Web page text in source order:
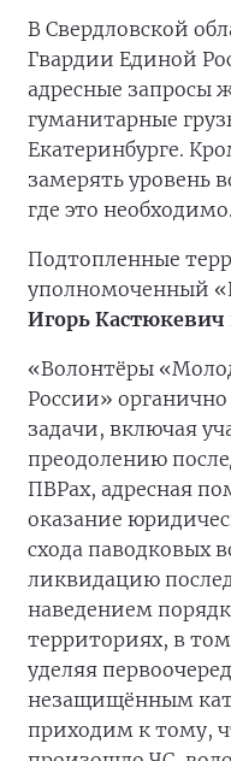
В Свердловской
Гвардии Единой
адресные запросы
гуманитарные
Екатеринбурге.
замерять уровень
где это необходимо.
Подтопленные
уполномоченный
Игорь Кастюкевич
«Волонтёры
России»
задачи, включая
преодолению
ПВРах, адресная
оказание
схода паводковых
ликвидацию
наведением
территориях, в
уделяя
незащищённым
приходим к тому,